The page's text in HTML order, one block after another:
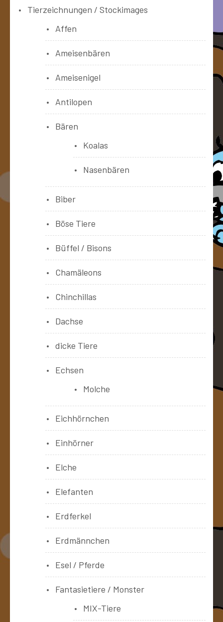
Tierzeichnungen / Stockimages
Affen
Ameisenbären
Ameisenigel
Antilopen
Bären
Koalas
Nasenbären
Biber
Böse Tiere
Büffel / Bisons
Chamäleons
Chinchillas
Dachse
dicke Tiere
Echsen
Molche
Eichhörnchen
Einhörner
Elche
Elefanten
Erdferkel
Erdmännchen
Esel / Pferde
Fantasietiere / Monster
MIX-Tiere